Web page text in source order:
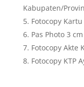
Kabupaten/
Fotocopy
Pas Photo 3
Fotocopy Akte
Fotocopy KTP